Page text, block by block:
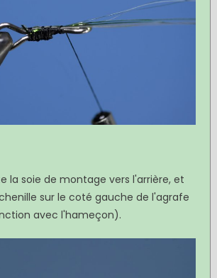
la soie de montage vers l'arrière, et
sur le coté gauche de l'agrafe
avec l'hameçon).